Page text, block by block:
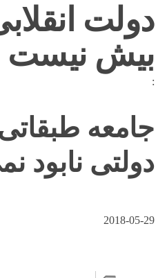
دولت
بیش نیست
:
جامعه
دولتی نابود
2018-05-29